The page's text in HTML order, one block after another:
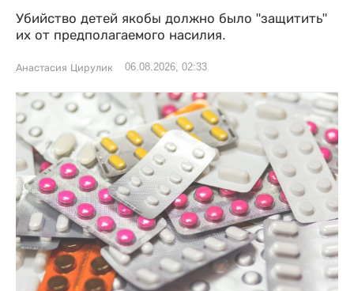
Убийство детей якобы должно было "защитить"
их от предполагаемого насилия.
Анастасия Цирулик 06.08.2026, 02:33